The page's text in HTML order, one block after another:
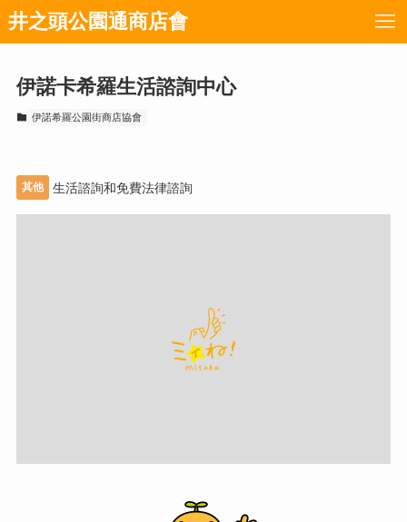
井之頭公園通商店會
伊諾卡希羅生活諮詢中心
伊諾希羅公園街商店協會
其他 生活諮詢和免費法律諮詢